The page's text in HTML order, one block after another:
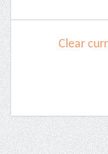
Clear